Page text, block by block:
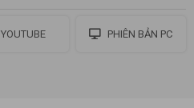
YOUTUBE PHIÊN BẢN PC